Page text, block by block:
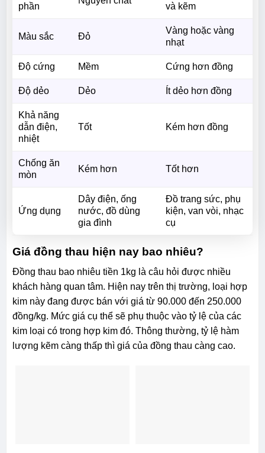
phần và kẽm
Màu sắc Đỏ
Vàng hoặc vàng
nhạt
Độ cứng Mềm Cứng hơn đồng
Độ dẻo Dẻo Ít dẻo hơn đồng
Khả năng
dẫn điện,
nhiệt
Tốt Kém hơn đồng
Chống ăn
mòn
Kém hơn Tốt hơn
Ứng dụng
Dây điện, ống
nước, đồ dùng
gia đình
Đồ trang sức, phụ
kiện, van vòi, nhạc
cụ
Giá đồng thau hiện nay bao nhiêu?
Đồng thau bao nhiêu tiền 1kg là câu hỏi được nhiều
khách hàng quan tâm. Hiện nay trên thị trường, loại hợp
kim này đang được bán với giá từ 90.000 đến 250.000
đồng/kg. Mức giá cụ thể sẽ phụ thuộc vào tỷ lệ của các
kim loại có trong hợp kim đó. Thông thường, tỷ lệ hàm
lượng kẽm càng thấp thì giá của đồng thau càng cao.